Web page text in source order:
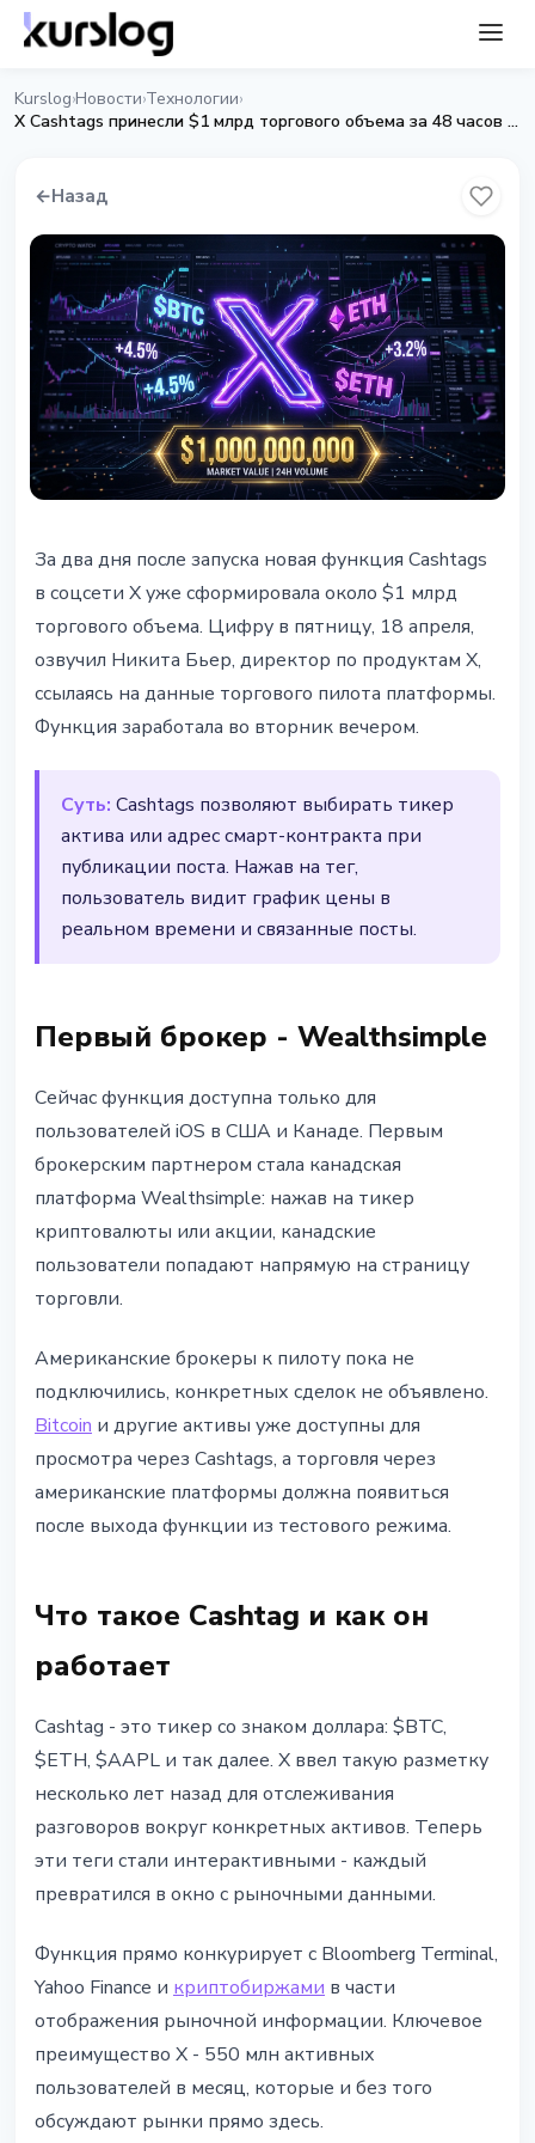
Kurslog›Новости›Технологии›
X Cashtags принесли $1 млрд торгового объема за 48 часов после запуска
←Назад
X Cashtags принесли $1 млрд
торгового объема за 48 часов
после запуска
18 апреля 2026 г.2 мин чтения
Наталия Дорофеева
За два дня после запуска новая функция Cashtags
в соцсети X уже сформировала около $1 млрд
торгового объема. Цифру в пятницу, 18 апреля,
озвучил Никита Бьер, директор по продуктам X,
ссылаясь на данные торгового пилота платформы.
Функция заработала во вторник вечером.
Суть: Cashtags позволяют выбирать тикер
актива или адрес смарт-контракта при
публикации поста. Нажав на тег,
пользователь видит график цены в
реальном времени и связанные посты.
Первый брокер - Wealthsimple
Сейчас функция доступна только для
пользователей iOS в США и Канаде. Первым
брокерским партнером стала канадская
платформа Wealthsimple: нажав на тикер
криптовалюты или акции, канадские
пользователи попадают напрямую на страницу
торговли.
Американские брокеры к пилоту пока не
подключились, конкретных сделок не объявлено.
Bitcoin и другие активы уже доступны для
просмотра через Cashtags, а торговля через
американские платформы должна появиться
после выхода функции из тестового режима.
Что такое Cashtag и как он
работает
Cashtag - это тикер со знаком доллара: $BTC,
$ETH, $AAPL и так далее. X ввел такую разметку
несколько лет назад для отслеживания
разговоров вокруг конкретных активов. Теперь
эти теги стали интерактивными - каждый
превратился в окно с рыночными данными.
Функция прямо конкурирует с Bloomberg Terminal,
Yahoo Finance и криптобиржами в части
отображения рыночной информации. Ключевое
преимущество X - 550 млн активных
пользователей в месяц, которые и без того
обсуждают рынки прямо здесь.